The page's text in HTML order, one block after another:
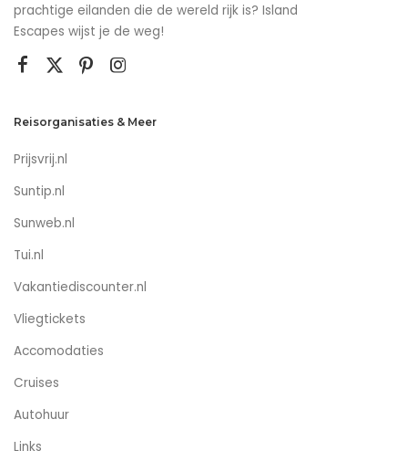
prachtige eilanden die de wereld rijk is? Island
Escapes wijst je de weg!
Reisorganisaties & Meer
Prijsvrij.nl
Suntip.nl
Sunweb.nl
Tui.nl
Vakantiediscounter.nl
Vliegtickets
Accomodaties
Cruises
Autohuur
Links